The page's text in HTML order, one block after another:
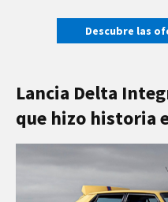
Descubre las
Lancia Delta
que hizo historia